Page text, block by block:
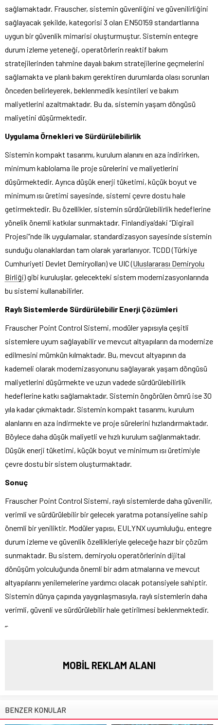
sağlamaktadır. Frauscher, sistemin güvenliğini ve güvenilirliğini
sağlayacak şekilde, kategorisi 3 olan EN50159 standartlarına
uygun bir güvenlik mimarisi oluşturmuştur. Sistemin entegre
durum izleme yeteneği, operatörlerin reaktif bakım
stratejilerinden tahmine dayalı bakım stratejilerine geçmelerini
sağlamakta ve planlı bakım gerektiren durumlarda olası sorunları
önceden belirleyerek, beklenmedik kesintileri ve bakım
maliyetlerini azaltmaktadır. Bu da, sistemin yaşam döngüsü
maliyetini düşürmektedir.
Uygulama Örnekleri ve Sürdürülebilirlik
Sistemin kompakt tasarımı, kurulum alanını en aza indirirken,
minimum kablolama ile proje sürelerini ve maliyetlerini
düşürmektedir. Ayrıca düşük enerji tüketimi, küçük boyut ve
minimum ısı üretimi sayesinde, sistemi çevre dostu hale
getirmektedir. Bu özellikler, sistemin sürdürülebilirlik hedeflerine
yönelik önemli katkılar sunmaktadır. Finlandiya’daki “Digirail
Projesi”nde ilk uygulamalar, standardizasyon sayesinde sistemin
sunduğu olanaklardan tam olarak yararlanıyor. TCDD (Türkiye
Cumhuriyeti Devlet Demiryolları) ve UIC (Uluslararası Demiryolu
Birliği) gibi kuruluşlar, gelecekteki sistem modernizasyonlarında
bu sistemi kullanabilirler.
Raylı Sistemlerde Sürdürülebilir Enerji Çözümleri
Frauscher Point Control Sistemi, modüler yapısıyla çeşitli
sistemlere uyum sağlayabilir ve mevcut altyapıların da modernize
edilmesini mümkün kılmaktadır. Bu, mevcut altyapının da
kademeli olarak modernizasyonunu sağlayarak yaşam döngüsü
maliyetlerini düşürmekte ve uzun vadede sürdürülebilirlik
hedeflerine katkı sağlamaktadır. Sistemin öngörülen ömrü ise 30
yıla kadar çıkmaktadır. Sistemin kompakt tasarımı, kurulum
alanlarını en aza indirmekte ve proje sürelerini hızlandırmaktadır.
Böylece daha düşük maliyetli ve hızlı kurulum sağlanmaktadır.
Düşük enerji tüketimi, küçük boyut ve minimum ısı üretimiyle
çevre dostu bir sistem oluşturmaktadır.
Sonuç
Frauscher Point Control Sistemi, raylı sistemlerde daha güvenilir,
verimli ve sürdürülebilir bir gelecek yaratma potansiyeline sahip
önemli bir yeniliktir. Modüler yapısı, EULYNX uyumluluğu, entegre
durum izleme ve güvenlik özellikleriyle geleceğe hazır bir çözüm
sunmaktadır. Bu sistem, demiryolu operatörlerinin dijital
dönüşüm yolculuğunda önemli bir adım atmalarına ve mevcut
altyapılarını yenilemelerine yardımcı olacak potansiyele sahiptir.
Sistemin dünya çapında yaygınlaşmasıyla, raylı sistemlerin daha
verimli, güvenli ve sürdürülebilir hale getirilmesi beklenmektedir.
“`
MOBİL REKLAM ALANI
BENZER KONULAR